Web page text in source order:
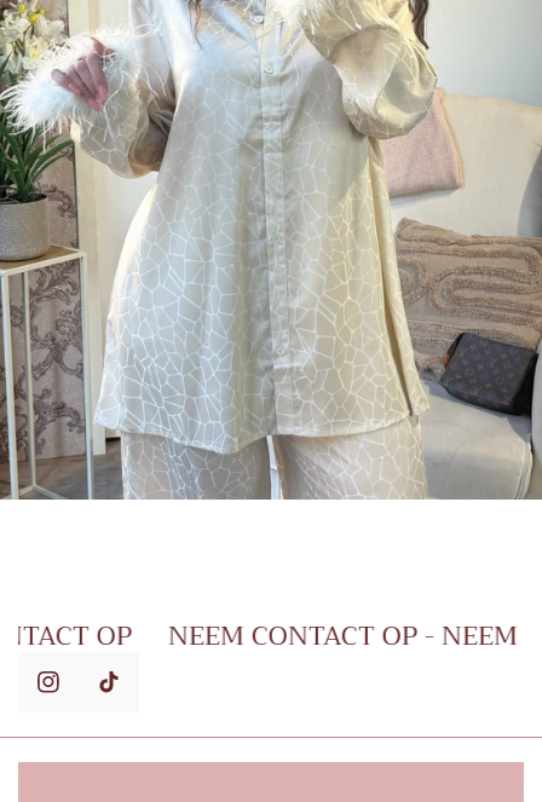
CONTACT OP NEEM CONTACT OP -